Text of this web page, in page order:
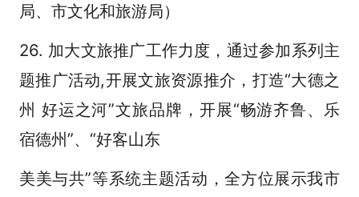
局、市文化和旅游局）
26. 加大文旅推广工作力度，通过参加系列主
题推广活动,开展文旅资源推介，打造“大德之
州 好运之河”文旅品牌，开展“畅游齐鲁、乐
宿德州”、“好客山东
美美与共”等系统主题活动，全方位展示我市